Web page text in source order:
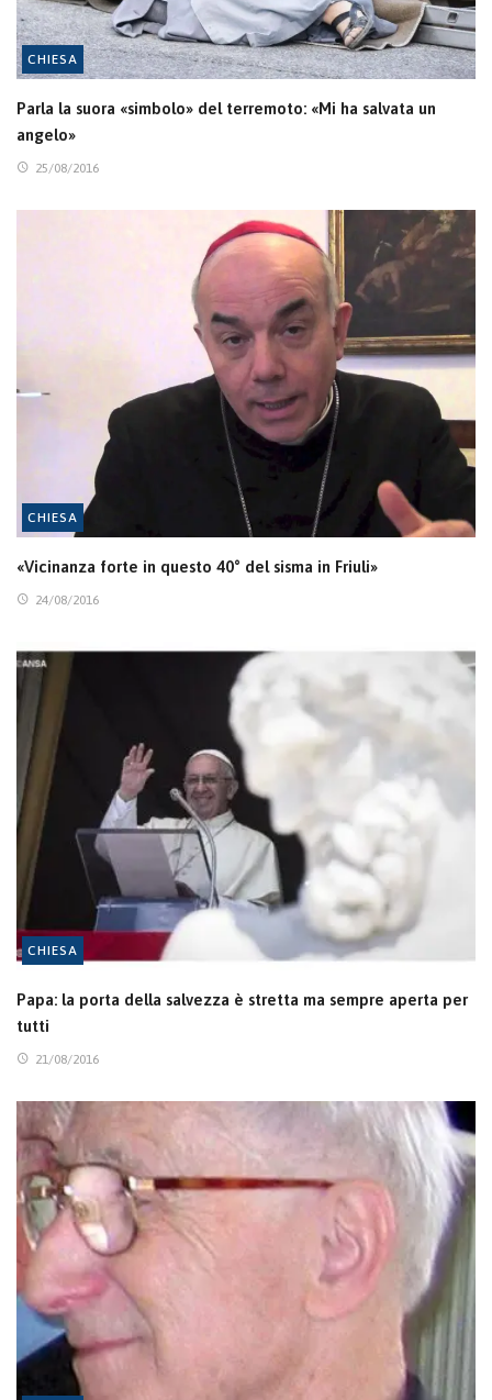
CHIESA
Parla la suora «simbolo» del terremoto: «Mi ha salvata un
angelo»
25/08/2016
CHIESA
«Vicinanza forte in questo 40° del sisma in Friuli»
24/08/2016
CHIESA
Papa: la porta della salvezza è stretta ma sempre aperta per
tutti
21/08/2016